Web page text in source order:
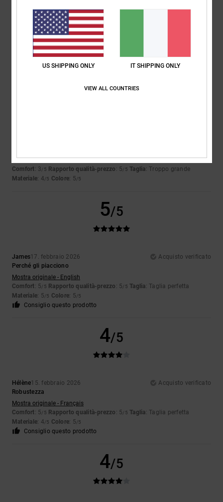
Scarpe per bambini robuste e di buona qualità
Mostra originale - English
Comfort: 5/5 Rapporto qualità-prezzo
: 4/5
Consiglio questo prodotto
3/5
Mostra originale - Castellano
Comfort: 3/5 Rapporto qualità-prezzo : 5/5 Taglia: Troppo grande
Materiale: 4/5 Colore: 5/5
5/5
James17. febbraio 2026
Acquisto verificato
Perché gli piacciono
Mostra originale - English
Comfort: 5/5 Rapporto qualità-prezzo : 5/5 Taglia: Taglia perfetta
Materiale: 5/5 Colore: 5/5
Consiglio questo prodotto
4/5
Hélène15. febbraio 2026
Acquisto verificato
Robustezza
Mostra originale - Français
Comfort: 5/5 Rapporto qualità-prezzo : 5/5 Taglia: Taglia perfetta
Materiale: 4/5 Colore: 5/5
Consiglio questo prodotto
4/5
US SHIPPING ONLY IT SHIPPING ONLY
VIEW ALL COUNTRIES